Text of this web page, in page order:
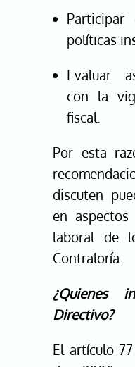
políticas
Evaluar
con la
fiscal.
Por esta
discuten
en
laboral de
Contraloría.
¿Quienes
Directivo?
El artículo